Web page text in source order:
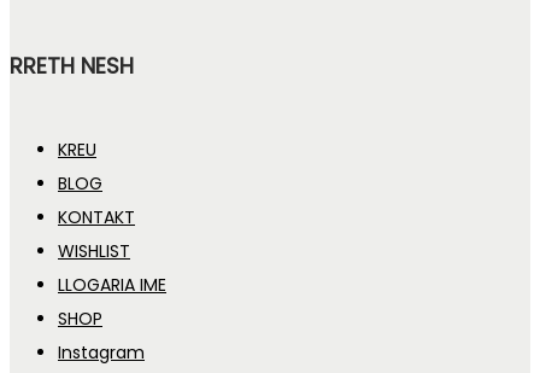
RRETH NESH
KREU
BLOG
KONTAKT
WISHLIST
LLOGARIA IME
SHOP
Instagram